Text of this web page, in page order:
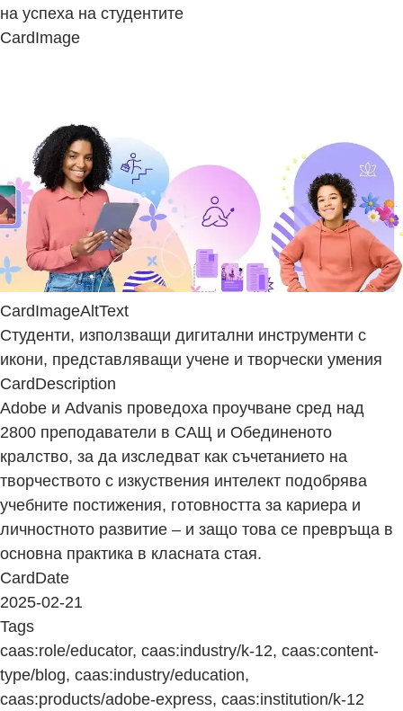
на успеха на студентите
CardImage
CardImageAltText
Студенти, използващи дигитални инструменти с
икони, представляващи учене и творчески умения
CardDescription
Adobe и Advanis проведоха проучване сред над
2800 преподаватели в САЩ и Обединеното
кралство, за да изследват как съчетанието на
творчеството с изкуствения интелект подобрява
учебните постижения, готовността за кариера и
личностното развитие – и защо това се превръща в
основна практика в класната стая.
CardDate
2025-02-21
Tags
caas:role/educator, caas:industry/k-12, caas:content-
type/blog, caas:industry/education,
caas:products/adobe-express, caas:institution/k-12